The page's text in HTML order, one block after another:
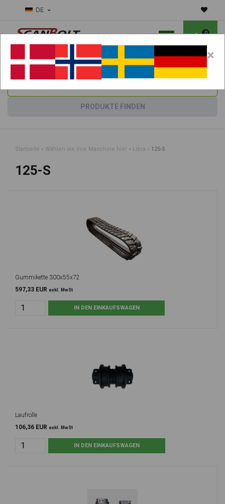
DE
0
Benötigen Sie Hilfe bei Verschleißteilen?Maschine wählen:
PRODUKTE FINDEN
Startseite » Wählen sie ihre Maschine hier » Libra » 125-S
125-S
Gummikette 300x55x72
597,33 EUR exkl. MwSt
Laufrolle
106,36 EUR exkl. MwSt
×